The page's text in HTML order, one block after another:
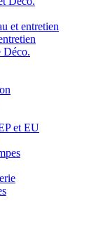
et entretien
Déco.
et EU